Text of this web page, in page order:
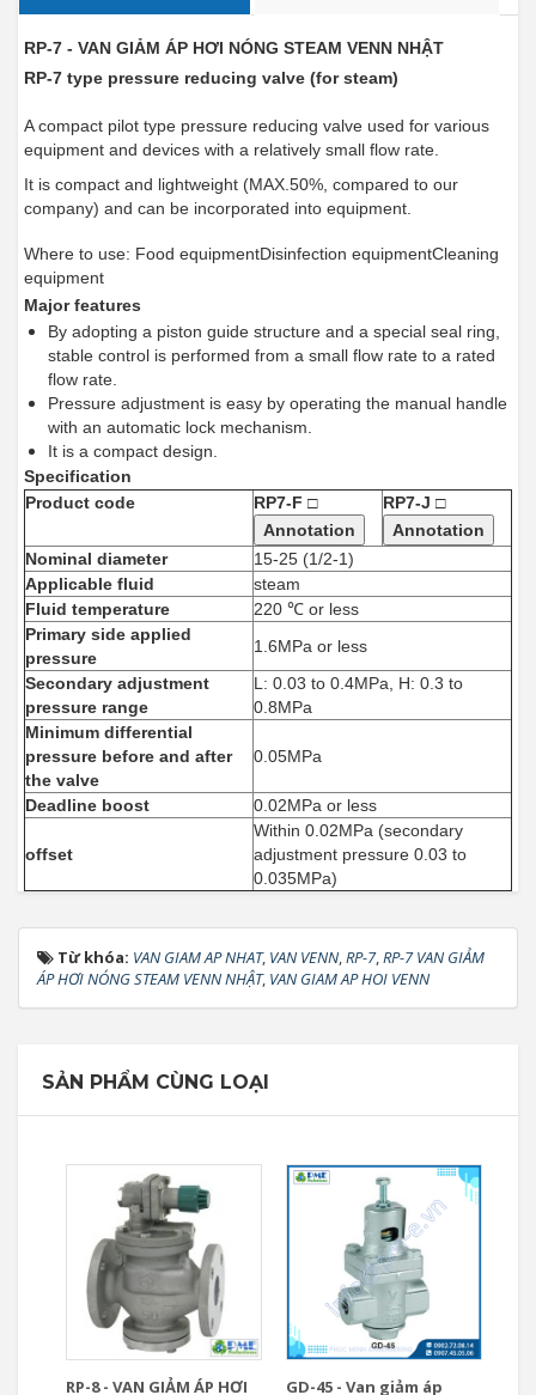
RP-7 - VAN GIẢM ÁP HƠI NÓNG STEAM VENN NHẬT
RP-7 type pressure reducing valve (for steam)
A compact pilot type pressure reducing valve used for various
equipment and devices with a relatively small flow rate.
It is compact and lightweight (MAX.50%, compared to our
company) and can be incorporated into equipment.
Where to use: Food equipmentDisinfection equipmentCleaning
equipment
Major features
By adopting a piston guide structure and a special seal ring,
stable control is performed from a small flow rate to a rated
flow rate.
Pressure adjustment is easy by operating the manual handle
with an automatic lock mechanism.
It is a compact design.
Specification
Product code
RP7-F □
Annotation
RP7-J □
Annotation
Nominal diameter
15-25 (1/2-1)
Applicable fluid
steam
Fluid temperature
220 ℃ or less
Primary side applied
pressure
1.6MPa or less
Secondary adjustment
pressure range
L: 0.03 to 0.4MPa, H: 0.3 to
0.8MPa
Minimum differential
pressure before and after
the valve
0.05MPa
Deadline boost 0.02MPa or less
offset
Within 0.02MPa (secondary
adjustment pressure 0.03 to
0.035MPa)
Từ khóa: VAN GIAM AP NHAT, VAN VENN,RP-7,RP-7 VAN GIẢM
ÁP HƠI NÓNG STEAM VENN NHẬT, VAN GIAM AP HOI VENN
SẢN PHẨM CÙNG LOẠI
RP-8 - VAN GIẢM ÁP HƠI
GD-45 - Van giảm áp